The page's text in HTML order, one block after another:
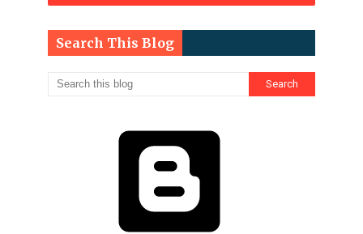
Search This Blog